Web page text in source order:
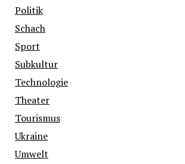
Politik
Schach
Sport
Subkultur
Technologie
Theater
Tourismus
Ukraine
Umwelt